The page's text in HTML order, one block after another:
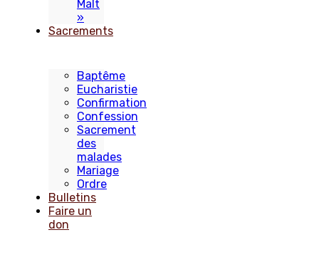
Malt
»
Sacrements
Baptême
Eucharistie
Confirmation
Confession
Sacrement
des
malades
Mariage
Ordre
Bulletins
Faire un
don